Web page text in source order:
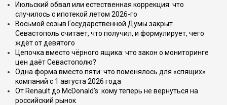
Июльский обвал или естественная коррекция: что
случилось с ипотекой летом 2026-го
Восьмой созыв Государственной Думы закрыт.
Севастополь считает, что получил, и формулирует, чего
ждёт от девятого
Цепочка вместо чёрного ящика: что закон о мониторинге
цен даёт Севастополю?
Одна форма вместо пяти: что поменялось для «спящих»
компаний с 1 августа 2026 года
От Renault до McDonald's: кому теперь не вернуться на
российский рынок